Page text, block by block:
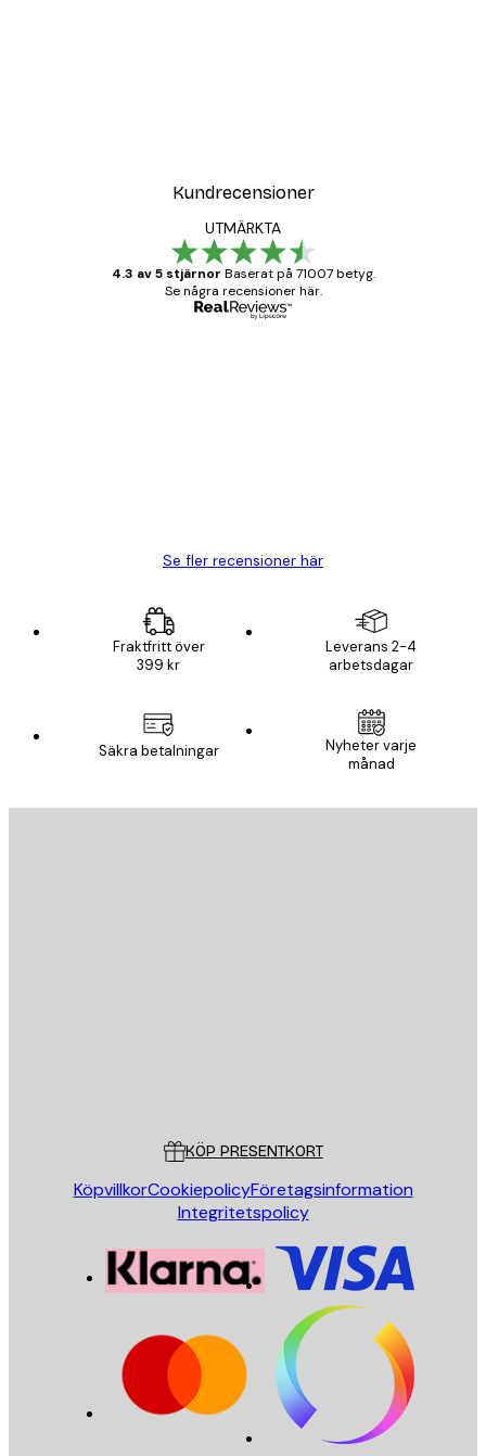
Kundrecensioner
UTMÄRKTA
4.3 av 5 stjärnor Baserat på 71007 betyg.
Se några recensioner här.
Se fler recensioner här
Fraktfritt över
399 kr
Leverans 2-4
arbetsdagar
Säkra betalningar
Nyheter varje
månad
KÖP PRESENTKORT
KöpvillkorCookiepolicyFöretagsinformation
Integritetspolicy